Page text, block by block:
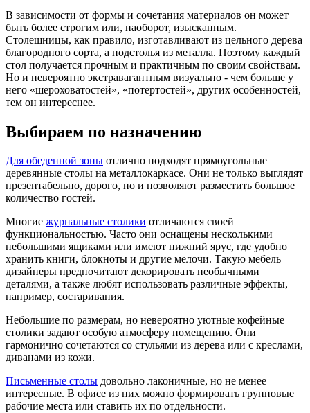
В зависимости от формы и сочетания материалов он может
быть более строгим или, наоборот, изысканным.
Столешницы, как правило, изготавливают из цельного дерева
благородного сорта, а подстолья из металла. Поэтому каждый
стол получается прочным и практичным по своим свойствам.
Но и невероятно экстравагантным визуально - чем больше у
него «шероховатостей», «потертостей», других особенностей,
тем он интереснее.
Выбираем по назначению
Для обеденной зоны отлично подходят прямоугольные
деревянные столы на металлокаркасе. Они не только выглядят
презентабельно, дорого, но и позволяют разместить большое
количество гостей.
Многие журнальные столики отличаются своей
функциональностью. Часто они оснащены несколькими
небольшими ящиками или имеют нижний ярус, где удобно
хранить книги, блокноты и другие мелочи. Такую мебель
дизайнеры предпочитают декорировать необычными
деталями, а также любят использовать различные эффекты,
например, состаривания.
Небольшие по размерам, но невероятно уютные кофейные
столики задают особую атмосферу помещению. Они
гармонично сочетаются со стульями из дерева или с креслами,
диванами из кожи.
Письменные столы довольно лаконичные, но не менее
интересные. В офисе из них можно формировать групповые
рабочие места или ставить их по отдельности.